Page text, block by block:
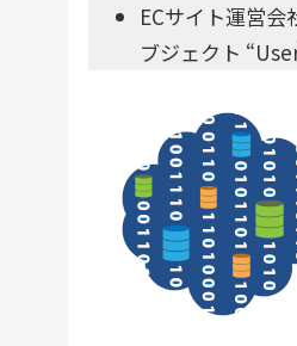
ECサイト運営会
ブジェクト